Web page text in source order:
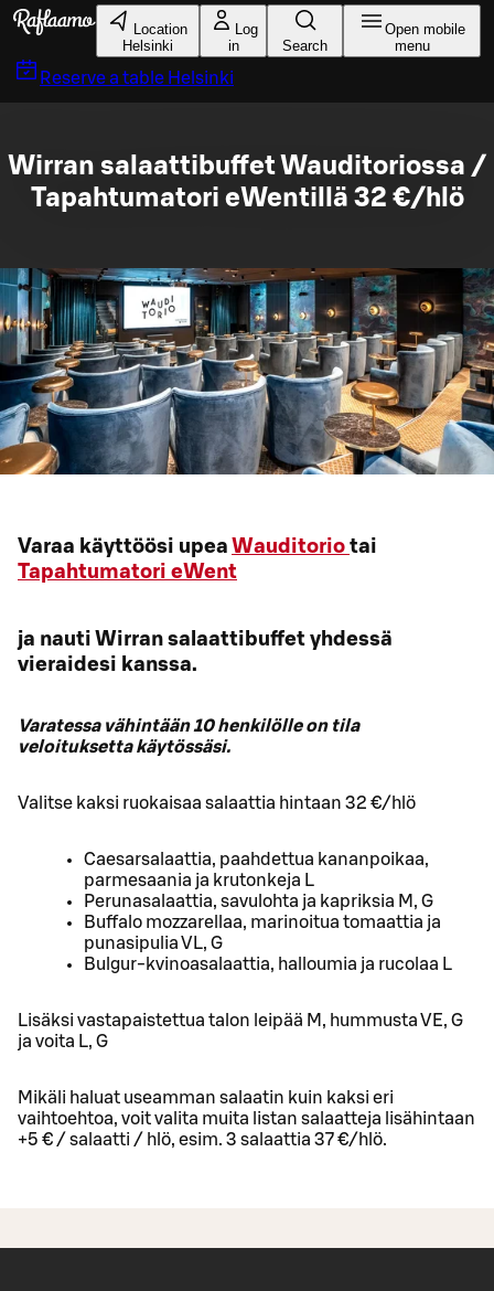
Skip to main content
Location
Helsinki
Log
in
Search
Open mobile
menu
Reserve a table Helsinki
Wirran salaattibuffet Wauditoriossa /
Tapahtumatori eWentillä 32 €/hlö
Varaa käyttöösi upea Wauditorio tai
Tapahtumatori eWent
ja nauti Wirran salaattibuffet yhdessä
vieraidesi kanssa.
Varatessa vähintään 10 henkilölle on tila
veloituksetta käytössäsi.
Valitse kaksi ruokaisaa salaattia hintaan 32 €/hlö
Caesarsalaattia, paahdettua kananpoikaa,
parmesaania ja krutonkeja L
Perunasalaattia, savulohta ja kapriksia M, G
Buffalo mozzarellaa, marinoitua tomaattia ja
punasipulia VL, G
Bulgur-kvinoasalaattia, halloumia ja rucolaa L
Lisäksi vastapaistettua talon leipää M, hummusta VE, G
ja voita L, G
Mikäli haluat useamman salaatin kuin kaksi eri
vaihtoehtoa, voit valita muita listan salaatteja lisähintaan
+5 € / salaatti / hlö, esim. 3 salaattia 37 €/hlö.